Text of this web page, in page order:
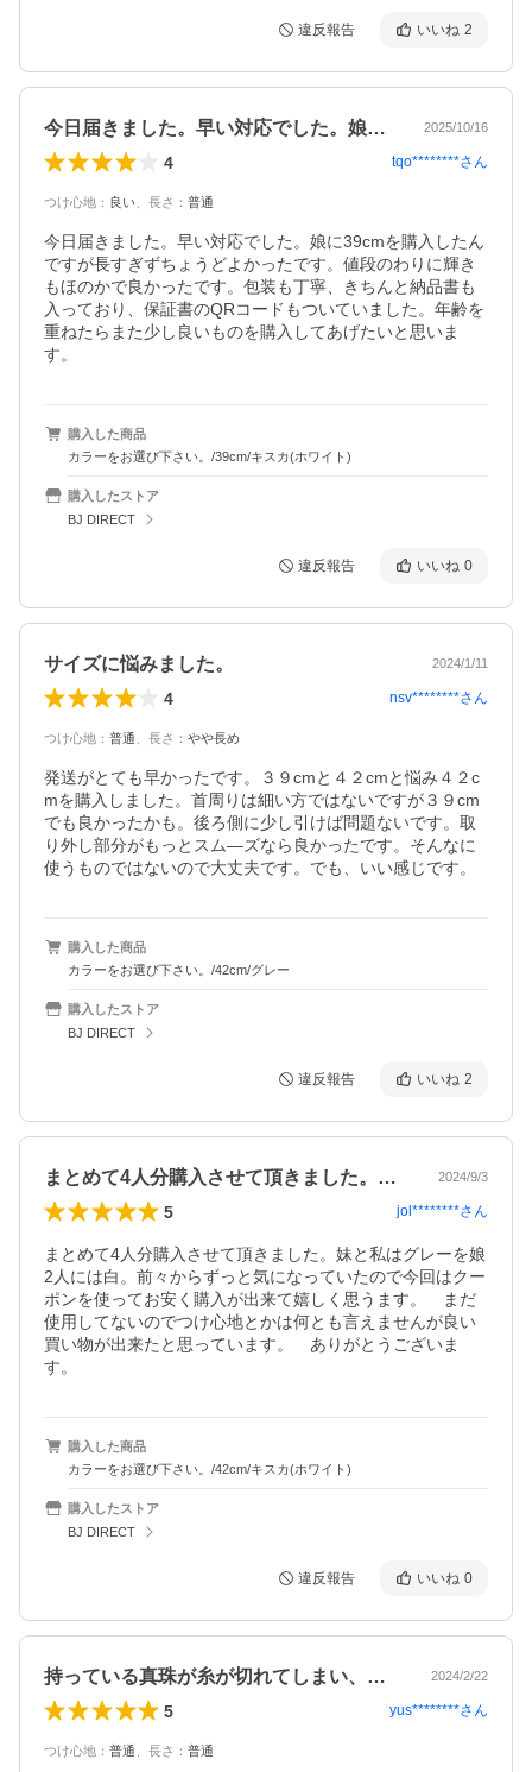
違反報告 いいね 2
今日届きました。早い対応でした。娘に3… 2025/10/16
4 tqo********さん
つけ心地 ： 良い 長さ ： 普通
今日届きました。早い対応でした。娘に39cmを購入したん
ですが長すぎずちょうどよかったです。値段のわりに輝き
もほのかで良かったです。包装も丁寧、きちんと納品書も
入っており、保証書のQRコードもついていました。年齢を
重ねたらまた少し良いものを購入してあげたいと思いま
す。
購入した商品
カラーをお選び下さい。/39cm/キスカ(ホワイト)
購入したストア
BJ DIRECT
違反報告 いいね 0
サイズに悩みました。 2024/1/11
4 nsv********さん
つけ心地 ： 普通 長さ ： やや長め
発送がとても早かったです。３９cmと４２cmと悩み４２c
mを購入しました。首周りは細い方ではないですが３９cm
でも良かったかも。後ろ側に少し引けば問題ないです。取
り外し部分がもっとスム―ズなら良かったです。そんなに
使うものではないので大丈夫です。でも、いい感じです。
購入した商品
カラーをお選び下さい。/42cm/グレー
購入したストア
BJ DIRECT
違反報告 いいね 2
まとめて4人分購入させて頂きました。妹… 2024/9/3
5 jol********さん
まとめて4人分購入させて頂きました。妹と私はグレーを娘
2人には白。前々からずっと気になっていたので今回はクー
ポンを使ってお安く購入が出来て嬉しく思うます。　まだ
使用してないのでつけ心地とかは何とも言えませんが良い
買い物が出来たと思っています。　ありがとうございま
す。
購入した商品
カラーをお選び下さい。/42cm/キスカ(ホワイト)
購入したストア
BJ DIRECT
違反報告 いいね 0
持っている真珠が糸が切れてしまい、お店… 2024/2/22
5 yus********さん
つけ心地 ： 普通 長さ ： 普通